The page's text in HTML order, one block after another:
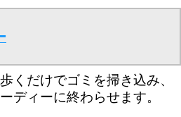
くだけでゴミを掃き込み、
ディーに終わらせます。